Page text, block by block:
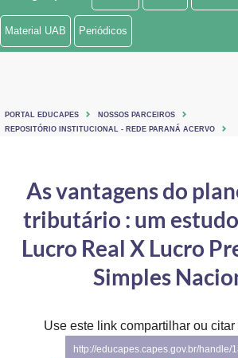
Ministério de Minas e Energia
Ministério do Turismo
Controladoria-Geral da União
Gabinete de Segurança Institucional
Material UAB Periódicos
PORTAL EDUCAPES
NOSSOS PARCEIROS
REPOSITÓRIO INSTITUCIONAL - REDE PARANÁ ACERVO
As vantagens do
tributário : um
Lucro Real X Lucro
Simples
Use este link compartilhar ou citar
http://educapes.capes.gov.br/handle/